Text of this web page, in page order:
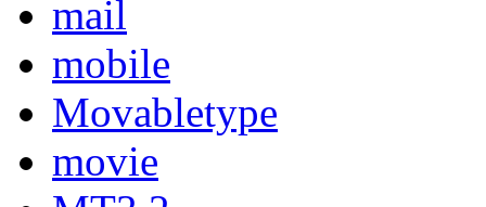
mail
mobile
Movabletype
movie